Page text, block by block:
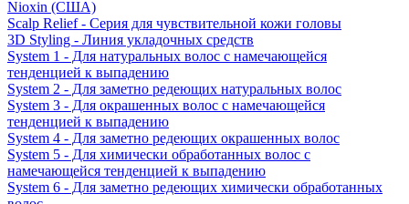
Nioxin (США)
Scalp Relief - Серия для чувствительной кожи головы
3D Styling - Линия укладочных средств
System 1 - Для натуральных волос с намечающейся
тенденцией к выпадению
System 2 - Для заметно редеющих натуральных волос
System 3 - Для окрашенных волос с намечающейся
тенденцией к выпадению
System 4 - Для заметно редеющих окрашенных волос
System 5 - Для химически обработанных волос с
намечающейся тенденцией к выпадению
System 6 - Для заметно редеющих химически обработанных